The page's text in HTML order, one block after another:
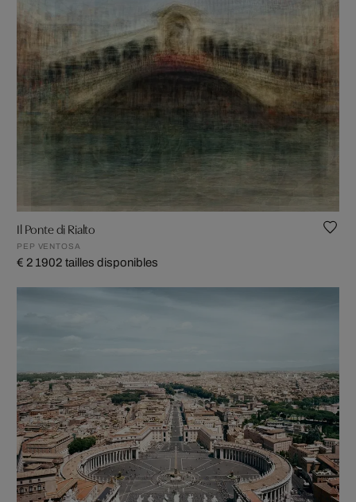
Il Ponte di Rialto
PEP VENTOSA
€ 2 1902 tailles disponibles